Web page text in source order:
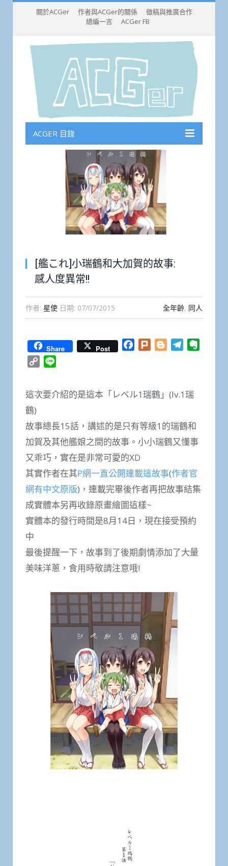
關於ACGer 作者與ACGer的關係
徵稿與推廣合作
總編一言
ACGer FB
ACGER 目錄
[艦これ]小瑞鶴和大加賀的故事:
感人度異常!!
作者: 星使 日期: 07/07/2015 全年齡, 同人
Share Post Facebook
Plurk BloggerTelegram
Copy
這次要介紹的是這本「レベル1瑞鶴」(lv.1瑞
鶴)
故事總長15話，講述的是只有等級1的瑞鶴和
加賀及其他艦娘之間的故事。小小瑞鶴又懂事
又乖巧，實在是非常可愛的XD
其實作者在其P網一直公開連載這故事(作者官
網有中文原版)，連載完畢後作者再把故事結集
成實體本另再收錄原畫繪圖這樣~
實體本的發行時間是8月14日，現在接受預約
中
最後提醒一下，故事到了後期劇情添加了大量
美味洋蔥，食用時敬請注意哦!